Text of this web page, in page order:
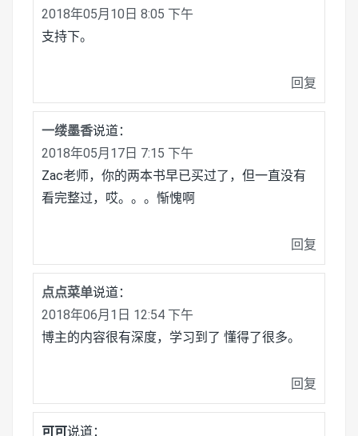
2018年05月10日 8:05 下午
支持下。
回复
一缕墨香说道：
2018年05月17日 7:15 下午
Zac老师，你的两本书早已买过了，但一直没有
看完整过，哎。。。惭愧啊
回复
点点菜单说道：
2018年06月1日 12:54 下午
博主的内容很有深度，学习到了 懂得了很多。
回复
可可说道：